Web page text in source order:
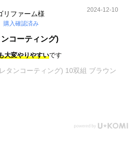
リファーム様
購入確認済み
2024-12-10
コーティング)
大変やりやすいです
タンコーティング) 10双組 ブラウン